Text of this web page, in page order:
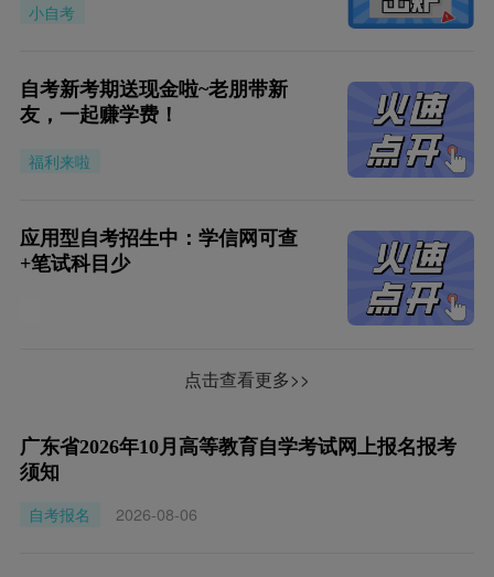
小自考
自考新考期送现金啦~老朋带新
友，一起赚学费！
福利来啦
应用型自考招生中：学信网可查
+笔试科目少
点击查看更多>>
广东省2026年10月高等教育自学考试网上报名报考
须知
自考报名
2026-08-06